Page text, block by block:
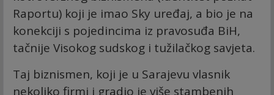
Raportu) koji je imao Sky uređaj, a bio je na
konekciji s pojedincima iz pravosuđa BiH,
tačnije Visokog sudskog i tužilačkog savjeta.
Taj biznismen, koji je u Sarajevu vlasnik
nekoliko firmi i gradio je više stambenih